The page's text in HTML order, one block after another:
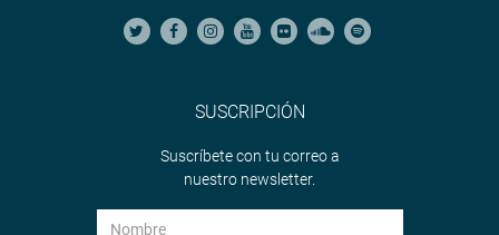
SUSCRIPCIÓN
Suscríbete con tu correo a
nuestro newsletter.